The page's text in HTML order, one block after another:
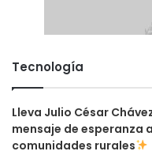
Tecnología
Lleva Julio César
mensaje de esperanza a
comunidades rurales